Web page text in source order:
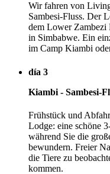
Wir fahren von
Sambesi-Fluss. Der
dem Lower Zambezi
in Simbabwe. Ein
im Camp Kiambi
día 3
Kiambi - Sambesi-
Frühstück und
Lodge: eine schöne
während Sie die
bewundern. Freier
die Tiere zu
kommen.